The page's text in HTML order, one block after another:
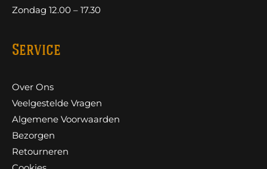
Zondag 12.00 – 17.30
Service
Over Ons
Veelgestelde Vragen
Algemene Voorwaarden
Bezorgen
Retourneren